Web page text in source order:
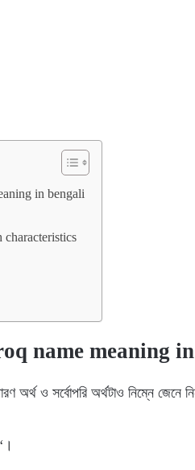
in bengali
characteristics
name meaning
অর্থ ও সর্বোপরি অর্থটাও নিম্নে জেনে